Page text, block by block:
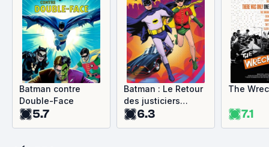
Batman contre
Double-Face
5.7
Batman : Le Retour
des justiciers
masqués
6.3
The
7.1